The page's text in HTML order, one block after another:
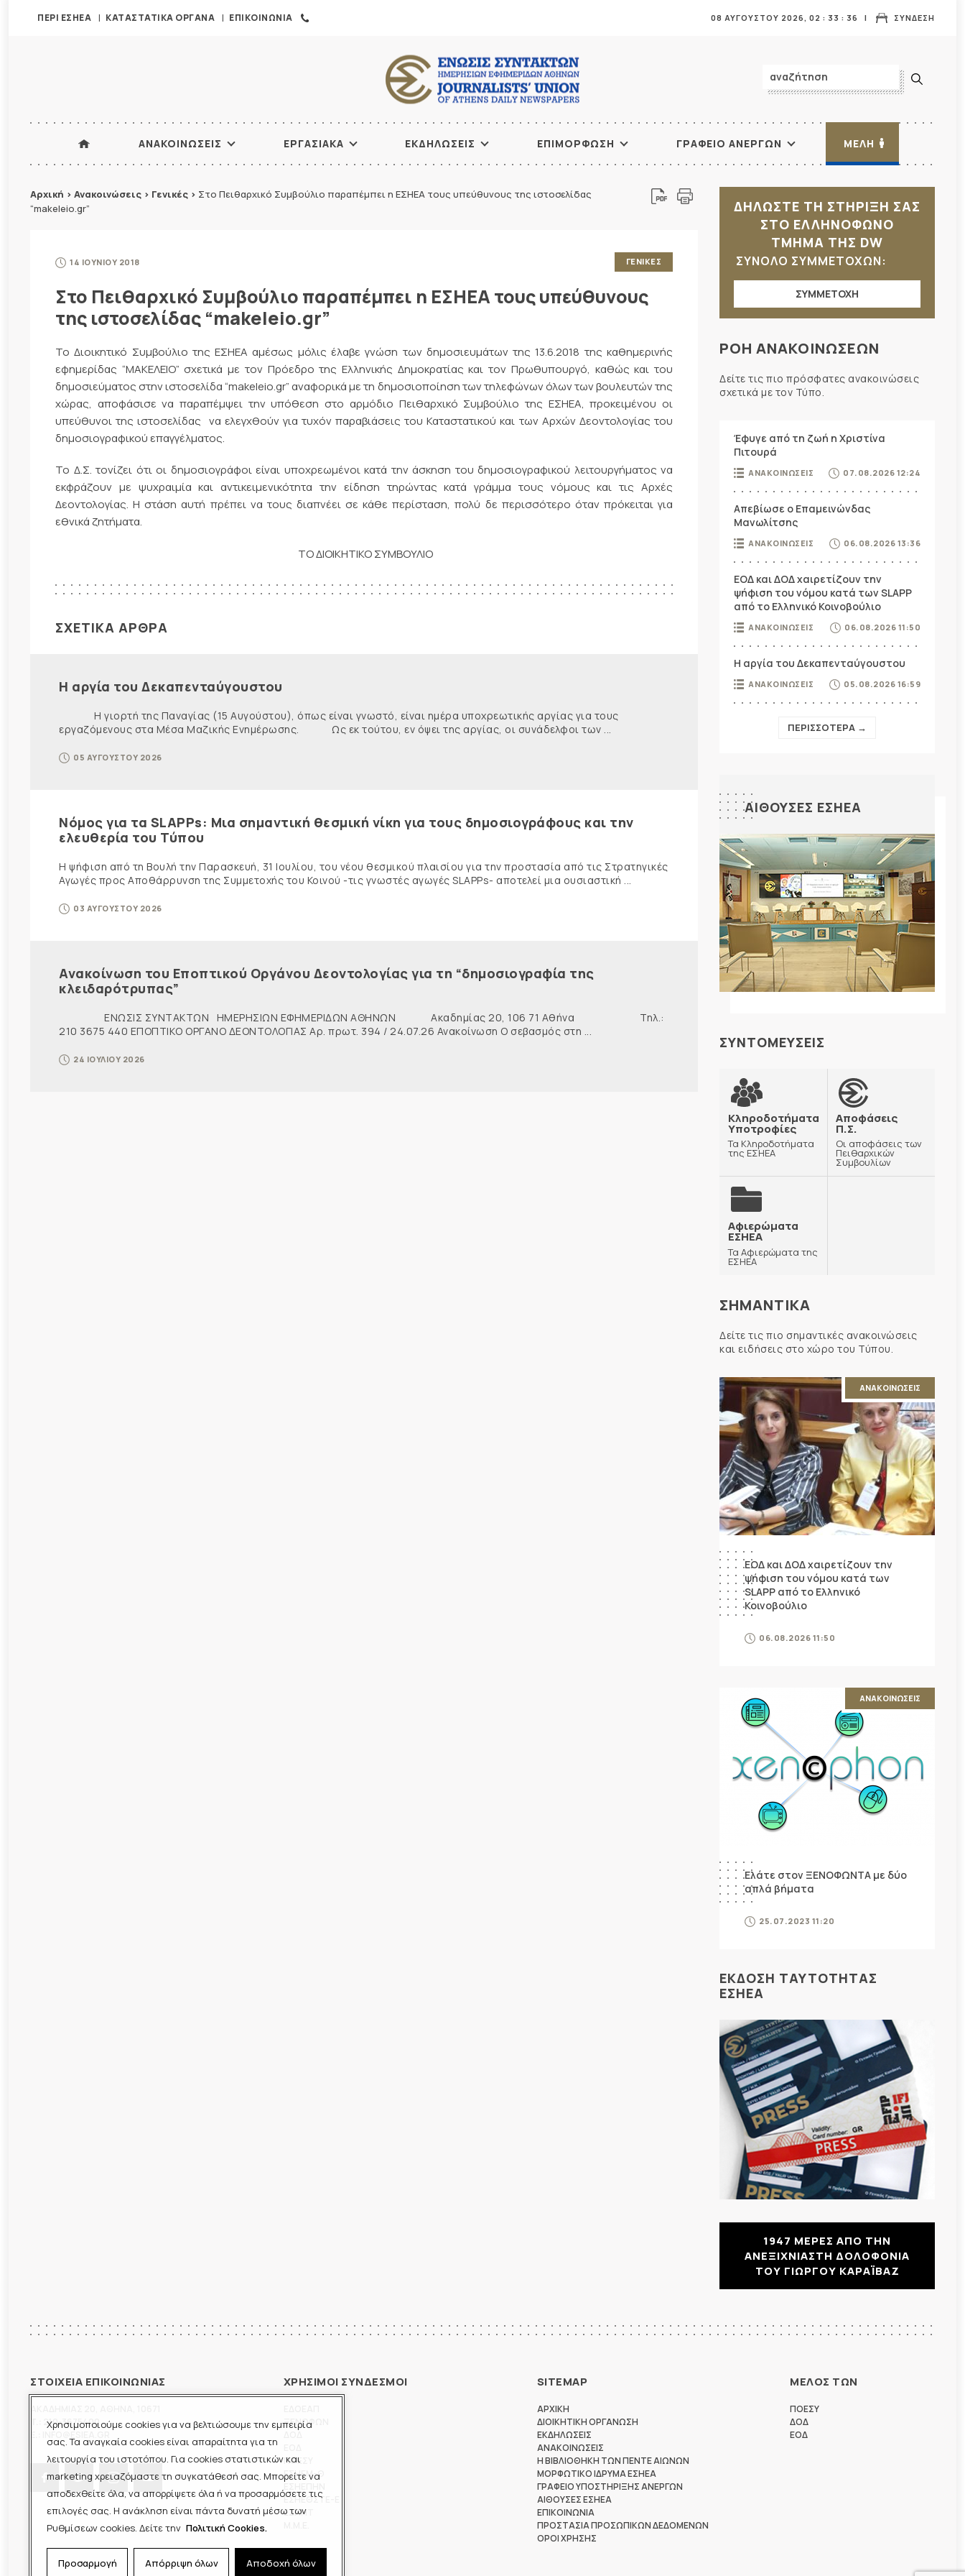
Χρησιμοποιούμε cookies για να βελτιώσουμε την εμπειρία
σας. Τα αναγκαία cookies είναι απαραίτητα για τη
λειτουργία του ιστοτόπου. Για cookies στατιστικών και
marketing χρειαζόμαστε τη συγκατάθεσή σας. Μπορείτε να
αποδεχθείτε όλα, να απορρίψετε όλα ή να προσαρμόσετε τις
επιλογές σας. Η ανάκληση είναι πάντα δυνατή μέσω των
Ρυθμίσεων cookies. Δείτε την Πολιτική Cookies.
Προσαρμογή Απόρριψη όλων Αποδοχή όλων
ΠΕΡΙ ΕΣΗΕΑ ΚΑΤΑΣΤΑΤΙΚΑ ΟΡΓΑΝΑ ΕΠΙΚΟΙΝΩΝΙΑ ΣΥΝΔΕΣΗ
08 ΑΥΓΟΥΣΤΟΥ 2026, 02 : 33 : 37
ΑΝΑΚΟΙΝΩΣΕΙΣ ΕΡΓΑΣΙΑΚΑ ΕΚΔΗΛΩΣΕΙΣ ΕΠΙΜΟΡΦΩΣΗ ΓΡΑΦΕΙΟ ΑΝΕΡΓΩΝ ΜΕΛΗ
Αρχική > Ανακοινώσεις > Γενικές > Στο Πειθαρχικό Συμβούλιο παραπέμπει η ΕΣΗΕΑ τους υπεύθυνους της ιστοσελίδας
“makeleio.gr”
14 ΙΟΥΝΙΟΥ 2018 ΓΕΝΙΚΕΣ
Στο Πειθαρχικό Συμβούλιο παραπέμπει η ΕΣΗΕΑ τους υπεύθυνους
της ιστοσελίδας “makeleio.gr”
Το Διοικητικό Συμβούλιο της ΕΣΗΕΑ αμέσως μόλις έλαβε γνώση των δημοσιευμάτων της 13.6.2018 της καθημερινής
εφημερίδας “ΜΑΚΕΛΕΙΟ” σχετικά με τον Πρόεδρο της Ελληνικής Δημοκρατίας και τον Πρωθυπουργό, καθώς και του
δημοσιεύματος στην ιστοσελίδα “makeleio.gr” αναφορικά με τη δημοσιοποίηση των τηλεφώνων όλων των βουλευτών της
χώρας, αποφάσισε να παραπέμψει την υπόθεση στο αρμόδιο Πειθαρχικό Συμβούλιο της ΕΣΗΕΑ, προκειμένου οι
υπεύθυνοι της ιστοσελίδας να ελεγχθούν για τυχόν παραβιάσεις του Καταστατικού και των Αρχών Δεοντολογίας του
δημοσιογραφικού επαγγέλματος.
Το Δ.Σ. τονίζει ότι οι δημοσιογράφοι είναι υποχρεωμένοι κατά την άσκηση του δημοσιογραφικού λειτουργήματος να
εκφράζουν με ψυχραιμία και αντικειμενικότητα την είδηση τηρώντας κατά γράμμα τους νόμους και τις Αρχές
Δεοντολογίας. Η στάση αυτή πρέπει να τους διαπνέει σε κάθε περίσταση, πολύ δε περισσότερο όταν πρόκειται για
εθνικά ζητήματα.
ΤΟ ΔΙΟΙΚΗΤΙΚΟ ΣΥΜΒΟΥΛΙΟ
ΣΧΕΤΙΚΑ ΑΡΘΡΑ
Η αργία του Δεκαπενταύγουστου
Η γιορτή της Παναγίας (15 Αυγούστου), όπως είναι γνωστό, είναι ημέρα υποχρεωτικής αργίας για τους
εργαζόμενους στα Μέσα Μαζικής Ενημέρωσης. Ως εκ τούτου, εν όψει της αργίας, οι συνάδελφοι των ...
05 ΑΥΓΟΥΣΤΟΥ 2026
Νόμος για τα SLAPPs: Μια σημαντική θεσμική νίκη για τους δημοσιογράφους και την
ελευθερία του Τύπου
Η ψήφιση από τη Βουλή την Παρασκευή, 31 Ιουλίου, του νέου θεσμικού πλαισίου για την προστασία από τις Στρατηγικές
Αγωγές προς Αποθάρρυνση της Συμμετοχής του Κοινού -τις γνωστές αγωγές SLAPPs- αποτελεί μια ουσιαστική ...
03 ΑΥΓΟΥΣΤΟΥ 2026
Ανακοίνωση του Εποπτικού Οργάνου Δεοντολογίας για τη “δημοσιογραφία της
κλειδαρότρυπας”
ΕΝΩΣΙΣ ΣΥΝΤΑΚΤΩΝ ΗΜΕΡΗΣΙΩΝ ΕΦΗΜΕΡΙΔΩΝ ΑΘΗΝΩΝ Ακαδημίας 20, 106 71 Αθήνα Τηλ.:
210 3675 440 ΕΠΟΠΤΙΚΟ ΟΡΓΑΝΟ ΔΕΟΝΤΟΛΟΓΙΑΣ Αρ. πρωτ. 394 / 24.07.26 Ανακοίνωση Ο σεβασμός στη ...
24 ΙΟΥΛΙΟΥ 2026
ΔΗΛΩΣΤΕ ΤΗ ΣΤΗΡΙΞΗ ΣΑΣ
ΣΤΟ ΕΛΛΗΝΟΦΩΝΟ
ΤΜΗΜΑ ΤΗΣ DW
ΣΥΝΟΛΟ ΣΥΜΜΕΤΟΧΩΝ:
ΣΥΜΜΕΤΟΧΗ
ΡΟΗ ΑΝΑΚΟΙΝΩΣΕΩΝ
Δείτε τις πιο πρόσφατες ανακοινώσεις
σχετικά με τον Τύπο.
Έφυγε από τη ζωή η Χριστίνα
Πιτουρά
ΑΝΑΚΟΙΝΩΣΕΙΣ 07.08.2026 12:24
Απεβίωσε ο Επαμεινώνδας
Μανωλίτσης
ΑΝΑΚΟΙΝΩΣΕΙΣ 06.08.2026 13:36
ΕΟΔ και ΔΟΔ χαιρετίζουν την
ψήφιση του νόμου κατά των SLAPP
από το Ελληνικό Κοινοβούλιο
ΑΝΑΚΟΙΝΩΣΕΙΣ 06.08.2026 11:50
Η αργία του Δεκαπενταύγουστου
ΑΝΑΚΟΙΝΩΣΕΙΣ 05.08.2026 16:59
ΠΕΡΙΣΣΟΤΕΡΑ →
ΑΙΘΟΥΣΕΣ ΕΣΗΕΑ
ΣΥΝΤΟΜΕΥΣΕΙΣ
Κληροδοτήματα
Υποτροφίες
Τα Κληροδοτήματα
της ΕΣΗΕΑ
Αποφάσεις
Π.Σ.
Οι αποφάσεις των
Πειθαρχικών
Συμβουλίων
Αφιερώματα
ΕΣΗΕΑ
Τα Αφιερώματα της
ΕΣΗΕΑ
ΣΗΜΑΝΤΙΚΑ
Δείτε τις πιο σημαντικές ανακοινώσεις
και ειδήσεις στο χώρο του Τύπου.
ΑΝΑΚΟΙΝΩΣΕΙΣ
ΕΟΔ και ΔΟΔ χαιρετίζουν την
ψήφιση του νόμου κατά των
SLAPP από το Ελληνικό
Κοινοβούλιο
06.08.2026 11:50
ΑΝΑΚΟΙΝΩΣΕΙΣ
Ελάτε στον ΞΕΝΟΦΩΝΤΑ με δύο
απλά βήματα
25.07.2023 11:20
ΕΚΔΟΣΗ ΤΑΥΤΟΤΗΤΑΣ
ΕΣΗΕΑ
1947 ΜΕΡΕΣ ΑΠΟ ΤΗΝ
ΑΝΕΞΙΧΝΙΑΣΤΗ ΔΟΛΟΦΟΝΙΑ
ΤΟΥ ΓΙΩΡΓΟΥ ΚΑΡΑΪΒΑΖ
ΣΤΟΙΧΕΙΑ ΕΠΙΚΟΙΝΩΝΙΑΣ
210-3675400
ΧΡΗΣΙΜΟΙ ΣΥΝΔΕΣΜΟΙ
ΞΕΝΟΦΩΝ
ΠΟΕΣΥ
ΕΣΗΕΜ-Θ
ΕΣΗΕΘΣΤΕ-Ε
ΕΣΠΗΤ
SITEMAP
ΑΡΧΙΚΗ
ΔΙΟΙΚΗΤΙΚΗ ΟΡΓΑΝΩΣΗ
ΕΚΔΗΛΩΣΕΙΣ
ΑΝΑΚΟΙΝΩΣΕΙΣ
Η ΒΙΒΛΙΟΘΗΚΗ ΤΩΝ ΠΕΝΤΕ ΑΙΩΝΩΝ
ΜΟΡΦΩΤΙΚΟ ΙΔΡΥΜΑ ΕΣΗΕΑ
ΓΡΑΦΕΙΟ ΥΠΟΣΤΗΡΙΞΗΣ ΑΝΕΡΓΩΝ
ΑΙΘΟΥΣΕΣ ΕΣΗΕΑ
ΕΠΙΚΟΙΝΩΝΙΑ
ΠΡΟΣΤΑΣΙΑ ΠΡΟΣΩΠΙΚΩΝ ΔΕΔΟΜΕΝΩΝ
ΟΡΟΙ ΧΡΗΣΗΣ
ΜΕΛΟΣ ΤΩΝ
ΠΟΕΣΥ
ΔΟΔ
ΕΟΔ